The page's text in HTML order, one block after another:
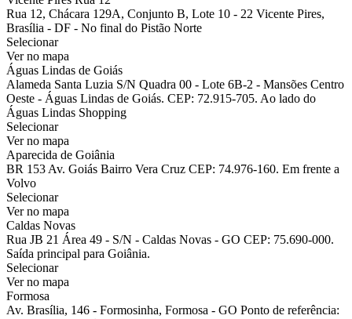
Rua 12, Chácara 129A, Conjunto B, Lote 10 - 22 Vicente Pires,
Brasília - DF - No final do Pistão Norte
Selecionar
Ver no mapa
Águas Lindas de Goiás
Alameda Santa Luzia S/N Quadra 00 - Lote 6B-2 - Mansões Centro
Oeste - Águas Lindas de Goiás. CEP: 72.915-705. Ao lado do
Águas Lindas Shopping
Selecionar
Ver no mapa
Aparecida de Goiânia
BR 153 Av. Goiás Bairro Vera Cruz CEP: 74.976-160. Em frente a
Volvo
Selecionar
Ver no mapa
Caldas Novas
Rua JB 21 Área 49 - S/N - Caldas Novas - GO CEP: 75.690-000.
Saída principal para Goiânia.
Selecionar
Ver no mapa
Formosa
Av. Brasília, 146 - Formosinha, Formosa - GO Ponto de referência: